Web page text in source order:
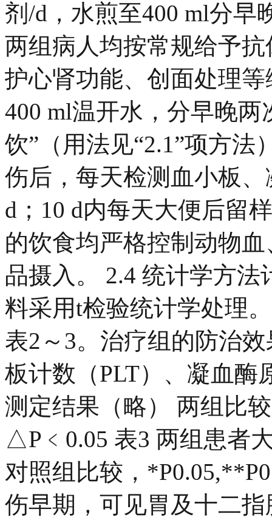
剂/d，水煎至400 ml分早
两组病人均按常规给予
护心肾功能、创面处理
400 ml温开水，分早晚
饮”（用法见“2.1”项方法
伤后，每天检测血小板
d；10 d内每天大便后留
的饮食均严格控制动物
品摄入。 2.4 统计学方
料采用t检验统计学处理
表2～3。治疗组的防治
板计数（PLT）、凝血酶
测定结果（略） 两组比
△P﹤0.05 表3 两组患者
对照组比较，
伤早期，可见胃及十二